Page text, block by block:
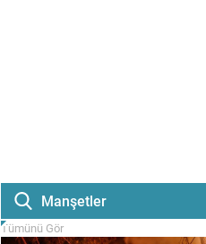
Manşetler
Tümünü Gör